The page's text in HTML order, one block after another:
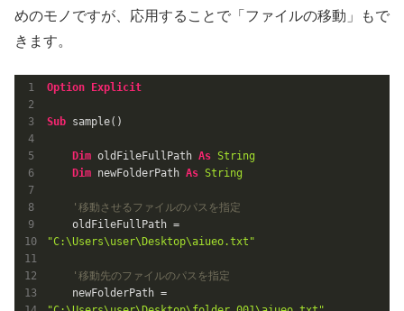
めのモノですが、応用することで「ファイルの移動」もで
きます。
Option Explicit
Sub sample()
Dim oldFileFullPath As String
Dim newFolderPath As String
'移動させるファイルのパスを指定
"C:\Users\user\Desktop\aiueo.txt"
'移動先のファイルのパスを指定